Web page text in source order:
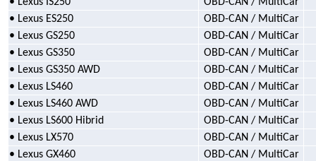
• Lexus ES250
OBD-CAN / MultiCar
• Lexus GS250
OBD-CAN / MultiCar
• Lexus GS350
OBD-CAN / MultiCar
• Lexus GS350 AWD
OBD-CAN / MultiCar
• Lexus LS460
OBD-CAN / MultiCar
• Lexus LS460 AWD
OBD-CAN / MultiCar
• Lexus LS600 Hibrid
OBD-CAN / MultiCar
• Lexus LX570
OBD-CAN / MultiCar
• Lexus GX460
OBD-CAN / MultiCar